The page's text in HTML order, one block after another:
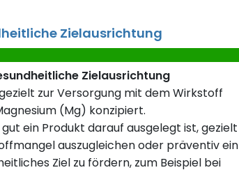
Zielausrichtung
Zielausrichtung
zur Versorgung mit dem Wirkstoff
(Mg) konzipiert.
ein Produkt darauf ausgelegt ist, gezielt
auszugleichen oder präventiv ein
Ziel zu fördern, zum Beispiel bei